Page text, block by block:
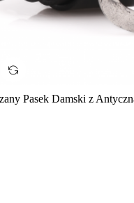
Pasek Damski z